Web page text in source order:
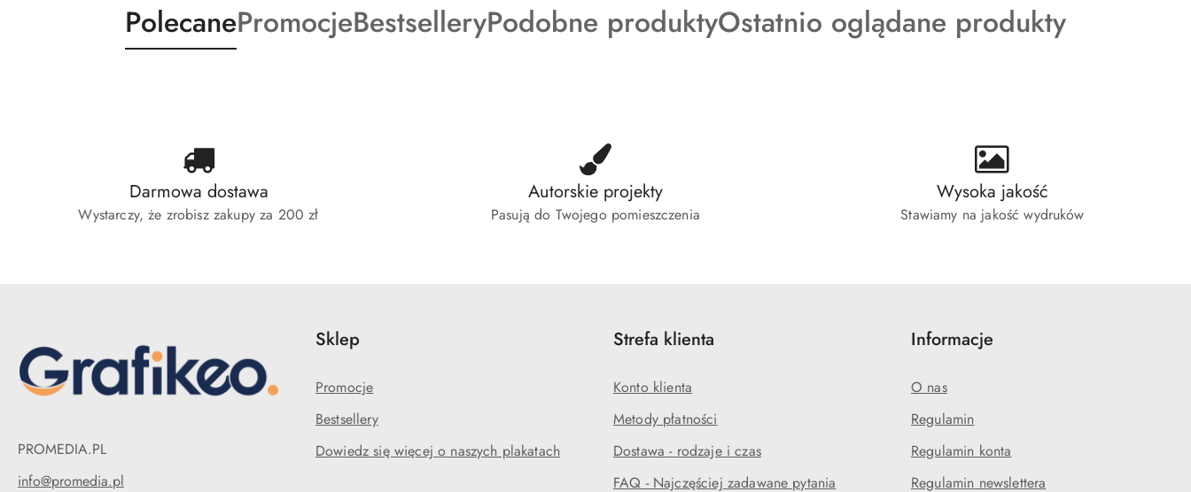
Pomiń karuzelę produktów
Produkty
o
PolecaneProdukty
o
PromocjeProdukty
BestselleryProdukty
Podobne produktyProdukty
Ostatnio oglądane produkty
Darmowa dostawa
Wystarczy, że zrobisz zakupy za 200 zł
Autorskie projekty
Pasują do Twojego pomieszczenia
Wysoka jakość
Stawiamy na jakość wydruków
PROMEDIA.PL
info@promedia.pl
Sklep
Promocje
Bestsellery
Dowiedz się więcej o naszych plakatach
Strefa klienta
Konto klienta
Metody płatności
Dostawa - rodzaje i czas
FAQ - Najczęściej zadawane pytania
Informacje
O nas
Regulamin
Regulamin konta
Regulamin newslettera